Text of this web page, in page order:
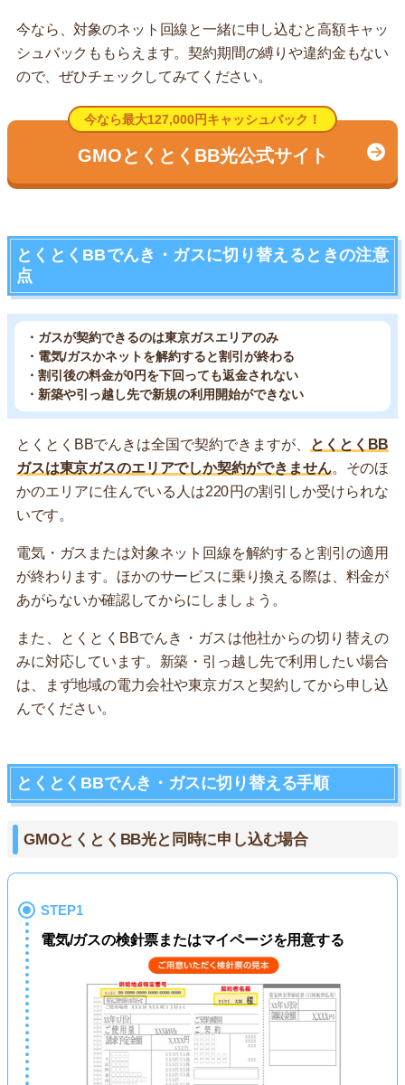
今なら、対象のネット回線と一緒に申し込むと高額キャッ
シュバックももらえます。契約期間の縛りや違約金もない
ので、ぜひチェックしてみてください。
今なら最大127,000円キャッシュバック！
GMOとくとくBB光公式サイト
とくとくBBでんき・ガスに切り替えるときの注意
点
・ガスが契約できるのは東京ガスエリアのみ
・電気/ガスかネットを解約すると割引が終わる
・割引後の料金が0円を下回っても返金されない
・新築や引っ越し先で新規の利用開始ができない
とくとくBBでんきは全国で契約できますが、
とくとくBB
ガスは東京ガスのエリアでしか契約ができません。そのほ
かのエリアに住んでいる人は220円の割引しか受けられな
いです。
電気・ガスまたは対象ネット回線を解約すると割引の適用
が終わります。ほかのサービスに乗り換える際は、料金が
あがらないか確認してからにしましょう。
また、とくとくBBでんき・ガスは他社からの切り替えの
みに対応しています。新築・引っ越し先で利用したい場合
は、まず地域の電力会社や東京ガスと契約してから申し込
んでください。
とくとくBBでんき・ガスに切り替える手順
GMOとくとくBB光と同時に申し込む場合
STEP1
電気/ガスの検針票またはマイページを用意する